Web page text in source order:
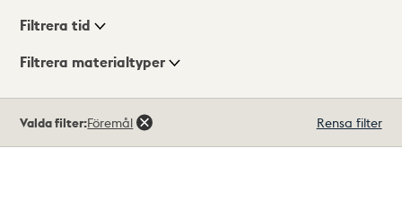
Visningsläge
Filtrera tid
Filtrera materialtyper
träffar
Valda filter:Föremål Rensa filter